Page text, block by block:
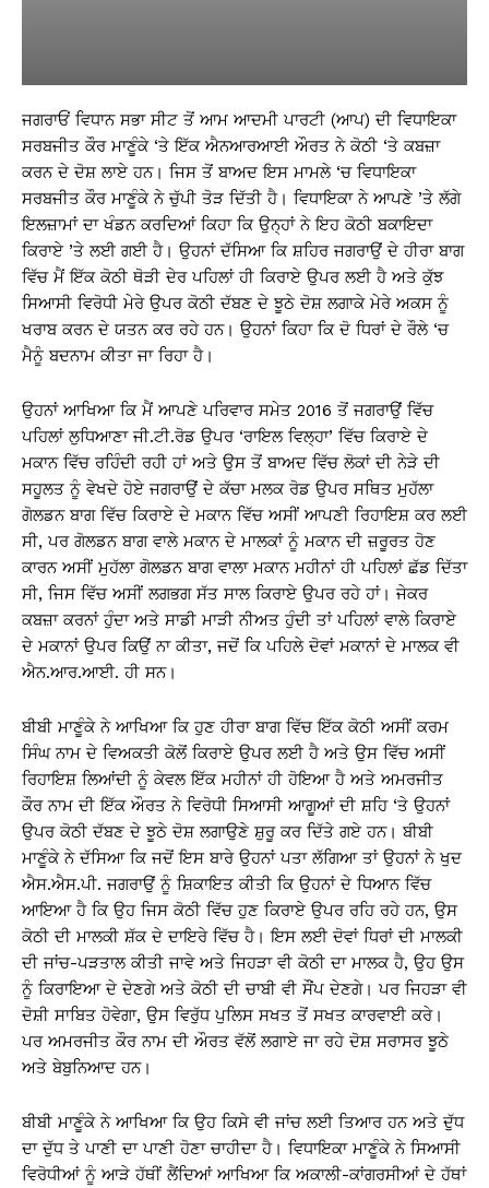
ਜਗਰਾਓਂ ਵਿਧਾਨ ਸਭਾ ਸੀਟ ਤੋਂ ਆਮ ਆਦਮੀ ਪਾਰਟੀ (ਆਪ) ਦੀ ਵਿਧਾਇਕਾ
ਸਰਬਜੀਤ ਕੌਰ ਮਾਣੂੰਕੇ ‘ਤੇ ਇੱਕ ਐਨਆਰਆਈ ਔਰਤ ਨੇ ਕੋਠੀ ‘ਤੇ ਕਬਜ਼ਾ
ਕਰਨ ਦੇ ਦੋਸ਼ ਲਾਏ ਹਨ। ਜਿਸ ਤੋਂ ਬਾਅਦ ਇਸ ਮਾਮਲੇ ‘ਚ ਵਿਧਾਇਕਾ
ਸਰਬਜੀਤ ਕੌਰ ਮਾਣੂੰਕੇ ਨੇ ਚੁੱਪੀ ਤੋੜ ਦਿੱਤੀ ਹੈ। ਵਿਧਾਇਕਾ ਨੇ ਆਪਣੇ ’ਤੇ ਲੱਗੇ
ਇਲਜ਼ਾਮਾਂ ਦਾ ਖੰਡਨ ਕਰਦਿਆਂ ਕਿਹਾ ਕਿ ਉਨ੍ਹਾਂ ਨੇ ਇਹ ਕੋਠੀ ਬਕਾਇਦਾ
ਕਿਰਾਏ ’ਤੇ ਲਈ ਗਈ ਹੈ। ਉਹਨਾਂ ਦੱਸਿਆ ਕਿ ਸ਼ਹਿਰ ਜਗਰਾਉਂ ਦੇ ਹੀਰਾ ਬਾਗ
ਵਿੱਚ ਮੈਂ ਇੱਕ ਕੋਠੀ ਥੋੜੀ ਦੇਰ ਪਹਿਲਾਂ ਹੀ ਕਿਰਾਏ ਉਪਰ ਲਈ ਹੈ ਅਤੇ ਕੁੱਝ
ਸਿਆਸੀ ਵਿਰੋਧੀ ਮੇਰੇ ਉਪਰ ਕੋਠੀ ਦੱਬਣ ਦੇ ਝੂਠੇ ਦੋਸ਼ ਲਗਾਕੇ ਮੇਰੇ ਅਕਸ ਨੂੰ
ਖਰਾਬ ਕਰਨ ਦੇ ਯਤਨ ਕਰ ਰਹੇ ਹਨ। ਉਹਨਾਂ ਕਿਹਾ ਕਿ ਦੋ ਧਿਰਾਂ ਦੇ ਰੌਲੇ ‘ਚ
ਮੈਨੂੰ ਬਦਨਾਮ ਕੀਤਾ ਜਾ ਰਿਹਾ ਹੈ।
ਉਹਨਾਂ ਆਖਿਆ ਕਿ ਮੈਂ ਆਪਣੇ ਪਰਿਵਾਰ ਸਮੇਤ 2016 ਤੋਂ ਜਗਰਾਉਂ ਵਿੱਚ
ਪਹਿਲਾਂ ਲੁਧਿਆਣਾ ਜੀ.ਟੀ.ਰੋਡ ਉਪਰ ‘ਰਾਇਲ ਵਿਲ੍ਹਾ’ ਵਿੱਚ ਕਿਰਾਏ ਦੇ
ਮਕਾਨ ਵਿੱਚ ਰਹਿੰਦੀ ਰਹੀ ਹਾਂ ਅਤੇ ਉਸ ਤੋਂ ਬਾਅਦ ਵਿੱਚ ਲੋਕਾਂ ਦੀ ਨੇੜੇ ਦੀ
ਸਹੂਲਤ ਨੂੰ ਵੇਖਦੇ ਹੋਏ ਜਗਰਾਉਂ ਦੇ ਕੱਚਾ ਮਲਕ ਰੋਡ ਉਪਰ ਸਥਿਤ ਮੁਹੱਲਾ
ਗੋਲਡਨ ਬਾਗ ਵਿੱਚ ਕਿਰਾਏ ਦੇ ਮਕਾਨ ਵਿੱਚ ਅਸੀਂ ਆਪਣੀ ਰਿਹਾਇਸ਼ ਕਰ ਲਈ
ਸੀ, ਪਰ ਗੋਲਡਨ ਬਾਗ ਵਾਲੇ ਮਕਾਨ ਦੇ ਮਾਲਕਾਂ ਨੂੰ ਮਕਾਨ ਦੀ ਜ਼ਰੂਰਤ ਹੋਣ
ਕਾਰਨ ਅਸੀਂ ਮੁਹੱਲਾ ਗੋਲਡਨ ਬਾਗ ਵਾਲਾ ਮਕਾਨ ਮਹੀਨਾਂ ਹੀ ਪਹਿਲਾਂ ਛੱਡ ਦਿੱਤਾ
ਸੀ, ਜਿਸ ਵਿੱਚ ਅਸੀਂ ਲਗਭਗ ਸੱਤ ਸਾਲ ਕਿਰਾਏ ਉਪਰ ਰਹੇ ਹਾਂ। ਜੇਕਰ
ਕਬਜ਼ਾ ਕਰਨਾਂ ਹੁੰਦਾ ਅਤੇ ਸਾਡੀ ਮਾੜੀ ਨੀਅਤ ਹੁੰਦੀ ਤਾਂ ਪਹਿਲਾਂ ਵਾਲੇ ਕਿਰਾਏ
ਦੇ ਮਕਾਨਾਂ ਉਪਰ ਕਿਉਂ ਨਾ ਕੀਤਾ, ਜਦੋਂ ਕਿ ਪਹਿਲੇ ਦੋਵਾਂ ਮਕਾਨਾਂ ਦੇ ਮਾਲਕ ਵੀ
ਐਨ.ਆਰ.ਆਈ. ਹੀ ਸਨ।
ਬੀਬੀ ਮਾਣੂੰਕੇ ਨੇ ਆਖਿਆ ਕਿ ਹੁਣ ਹੀਰਾ ਬਾਗ ਵਿੱਚ ਇੱਕ ਕੋਠੀ ਅਸੀਂ ਕਰਮ
ਸਿੰਘ ਨਾਮ ਦੇ ਵਿਅਕਤੀ ਕੋਲੋਂ ਕਿਰਾਏ ਉਪਰ ਲਈ ਹੈ ਅਤੇ ਉਸ ਵਿੱਚ ਅਸੀਂ
ਰਿਹਾਇਸ਼ ਲਿਆਂਦੀ ਨੂੰ ਕੇਵਲ ਇੱਕ ਮਹੀਨਾਂ ਹੀ ਹੋਇਆ ਹੈ ਅਤੇ ਅਮਰਜੀਤ
ਕੌਰ ਨਾਮ ਦੀ ਇੱਕ ਔਰਤ ਨੇ ਵਿਰੋਧੀ ਸਿਆਸੀ ਆਗੂਆਂ ਦੀ ਸ਼ਹਿ ‘ਤੇ ਉਹਨਾਂ
ਉਪਰ ਕੋਠੀ ਦੱਬਣ ਦੇ ਝੂਠੇ ਦੋਸ਼ ਲਗਾਉਣੇ ਸ਼ੁਰੂ ਕਰ ਦਿੱਤੇ ਗਏ ਹਨ। ਬੀਬੀ
ਮਾਣੂੰਕੇ ਨੇ ਦੱਸਿਆ ਕਿ ਜਦੋਂ ਇਸ ਬਾਰੇ ਉਹਨਾਂ ਪਤਾ ਲੱਗਿਆ ਤਾਂ ਉਹਨਾਂ ਨੇ ਖੁਦ
ਐਸ.ਐਸ.ਪੀ. ਜਗਰਾਉਂ ਨੂੰ ਸ਼ਿਕਾਇਤ ਕੀਤੀ ਕਿ ਉਹਨਾਂ ਦੇ ਧਿਆਨ ਵਿੱਚ
ਆਇਆ ਹੈ ਕਿ ਉਹ ਜਿਸ ਕੋਠੀ ਵਿੱਚ ਹੁਣ ਕਿਰਾਏ ਉਪਰ ਰਹਿ ਰਹੇ ਹਨ, ਉਸ
ਕੋਠੀ ਦੀ ਮਾਲਕੀ ਸ਼ੱਕ ਦੇ ਦਾਇਰੇ ਵਿੱਚ ਹੈ। ਇਸ ਲਈ ਦੋਵਾਂ ਧਿਰਾਂ ਦੀ ਮਾਲਕੀ
ਦੀ ਜਾਂਚ-ਪੜਤਾਲ ਕੀਤੀ ਜਾਵੇ ਅਤੇ ਜਿਹੜਾ ਵੀ ਕੋਠੀ ਦਾ ਮਾਲਕ ਹੈ, ਉਹ ਉਸ
ਨੂੰ ਕਿਰਾਇਆ ਦੇ ਦੇਣਗੇ ਅਤੇ ਕੋਠੀ ਦੀ ਚਾਬੀ ਵੀ ਸੌਂਪ ਦੇਣਗੇ। ਪਰ ਜਿਹੜਾ ਵੀ
ਦੋਸ਼ੀ ਸਾਬਿਤ ਹੋਵੇਗਾ, ਉਸ ਵਿਰੁੱਧ ਪੁਲਿਸ ਸਖਤ ਤੋਂ ਸਖਤ ਕਾਰਵਾਈ ਕਰੇ।
ਪਰ ਅਮਰਜੀਤ ਕੌਰ ਨਾਮ ਦੀ ਔਰਤ ਵੱਲੋਂ ਲਗਾਏ ਜਾ ਰਹੇ ਦੋਸ਼ ਸਰਾਸਰ ਝੂਠੇ
ਅਤੇ ਬੇਬੁਨਿਆਦ ਹਨ।
ਬੀਬੀ ਮਾਣੂੰਕੇ ਨੇ ਆਖਿਆ ਕਿ ਉਹ ਕਿਸੇ ਵੀ ਜਾਂਚ ਲਈ ਤਿਆਰ ਹਨ ਅਤੇ ਦੁੱਧ
ਦਾ ਦੁੱਧ ਤੇ ਪਾਣੀ ਦਾ ਪਾਣੀ ਹੋਣਾ ਚਾਹੀਦਾ ਹੈ। ਵਿਧਾਇਕਾ ਮਾਣੂੰਕੇ ਨੇ ਸਿਆਸੀ
ਵਿਰੋਧੀਆਂ ਨੂੰ ਆੜੇ ਹੱਥੀਂ ਲੈਂਦਿਆਂ ਆਖਿਆ ਕਿ ਅਕਾਲੀ-ਕਾਂਗਰਸੀਆਂ ਦੇ ਹੱਥਾਂ